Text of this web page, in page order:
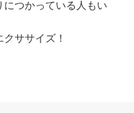
つかっている人もい
ササイズ！